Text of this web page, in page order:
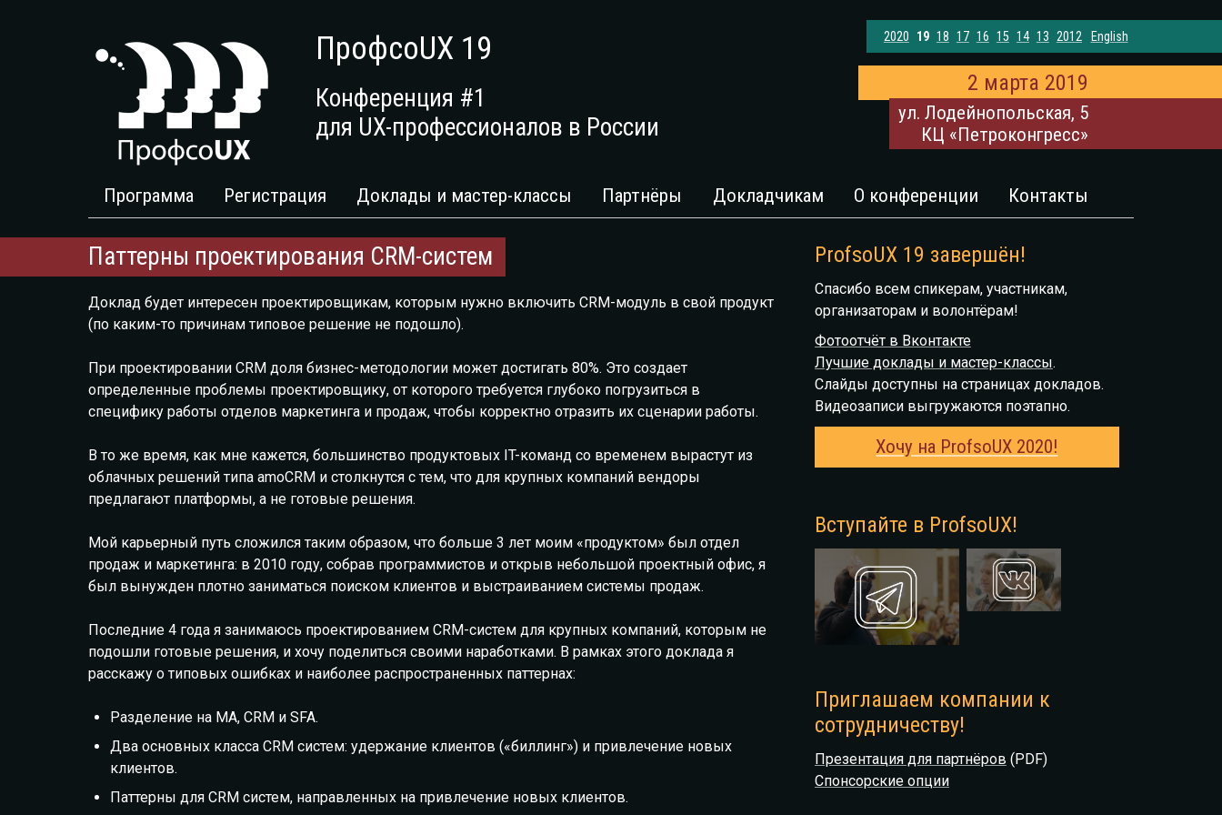
2020 19 18 17 16 15 14 13 2012 English
ПрофсоUX 19
Конференция #1
для UX-профессионалов в России
2 марта 2019
ул. Лодейнопольская, 5
КЦ «Петроконгресс»
Программа Регистрация Доклады и мастер-классы Партнёры Докладчикам О конференции Контакты
Паттерны проектирования CRM-систем
Доклад будет интересен проектировщикам, которым нужно включить CRM-модуль в свой продукт
(по каким-то причинам типовое решение не подошло).
При проектировании CRM доля бизнес-методологии может достигать 80%. Это создает
определенные проблемы проектировщику, от которого требуется глубоко погрузиться в
специфику работы отделов маркетинга и продаж, чтобы корректно отразить их сценарии работы.
В то же время, как мне кажется, большинство продуктовых IT-команд со временем вырастут из
облачных решений типа amoCRM и столкнутся с тем, что для крупных компаний вендоры
предлагают платформы, а не готовые решения.
Мой карьерный путь сложился таким образом, что больше 3 лет моим «продуктом» был отдел
продаж и маркетинга: в 2010 году, собрав программистов и открыв небольшой проектный офис, я
был вынужден плотно заниматься поиском клиентов и выстраиванием системы продаж.
Последние 4 года я занимаюсь проектированием CRM-систем для крупных компаний, которым не
подошли готовые решения, и хочу поделиться своими наработками. В рамках этого доклада я
расскажу о типовых ошибках и наиболее распространенных паттернах:
Разделение на MA, CRM и SFA.
Два основных класса CRM систем: удержание клиентов («биллинг») и привлечение новых
клиентов.
Паттерны для CRM систем, направленных на привлечение новых клиентов.
ProfsoUX 19 завершён!
Спасибо всем спикерам, участникам,
организаторам и волонтёрам!
Фотоотчёт в Вконтакте
Лучшие доклады и мастер-классы.
Слайды доступны на страницах докладов.
Видеозаписи выгружаются поэтапно.
Хочу на ProfsoUX 2020!
Вступайте в ProfsoUX!
Приглашаем компании к
сотрудничеству!
Презентация для партнёров (PDF)
Спонсорские опции